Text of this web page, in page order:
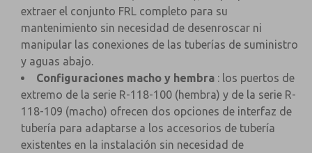
extraer el conjunto FRL completo para su
mantenimiento sin necesidad de desenroscar ni
manipular las conexiones de las tuberías de suministro
y aguas abajo.
Configuraciones macho y hembra : los puertos de
extremo de la serie R-118-100 (hembra) y de la serie R-
118-109 (macho) ofrecen dos opciones de interfaz de
tubería para adaptarse a los accesorios de tubería
existentes en la instalación sin necesidad de